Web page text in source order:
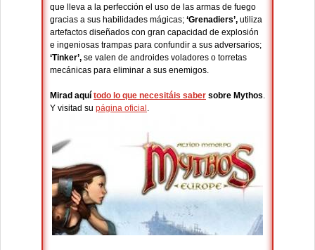
que lleva a la perfección el uso de las armas de fuego
gracias a sus habilidades mágicas; ‘Grenadiers’, utiliza
artefactos diseñados con gran capacidad de explosión
e ingeniosas trampas para confundir a sus adversarios;
‘Tinker’, se valen de androides voladores o torretas
mecánicas para eliminar a sus enemigos.
Mirad aquí todo lo que necesitáis saber sobre Mythos.
Y visitad su página oficial .